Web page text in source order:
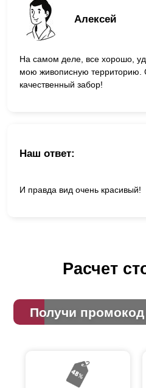
Алексей
На самом деле, все хорошо,
мою живописную территорию.
качественный забор!
Наш ответ:
И правда вид очень красивый!
Расчет
Получи промокод